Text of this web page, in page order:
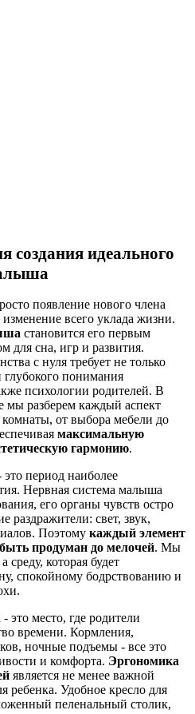
создания идеального
появление нового члена
всего уклада жизни.
становится его первым
для сна, игр и развития.
с нуля требует не только
понимания
психологии родителей. В
мы разберем каждый аспект
комнаты, от выбора мебели до
максимальную
гармонию.
период наиболее
Нервная система малыша
его органы чувств остро
свет, звук,
Поэтому каждый элемент
продуман до мелочей. Мы
среду, которая будет
спокойному бодрствованию и
это место, где родители
времени. Кормления,
ночные подъемы - все это
и комфорта. Эргономика
является не менее важной
ребенка. Удобное кресло для
пеленальный столик,